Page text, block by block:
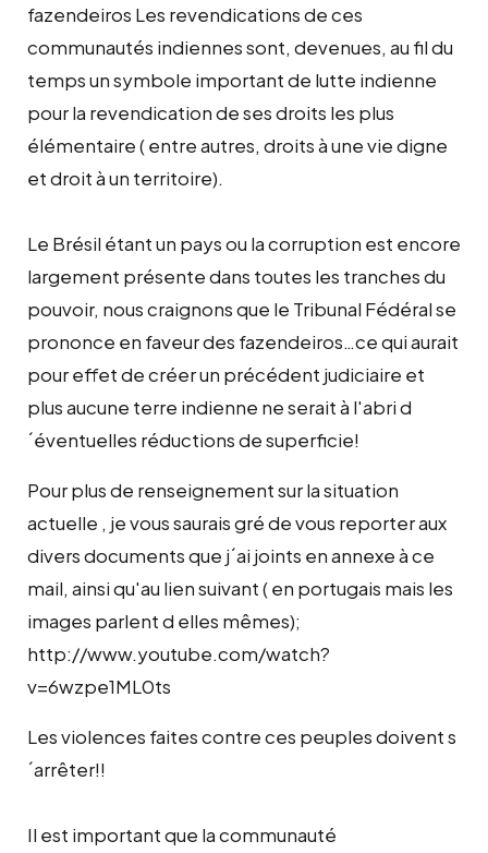
fazendeiros Les revendications de ces
communautés indiennes sont, devenues, au fil du
temps un symbole important de lutte indienne
pour la revendication de ses droits les plus
élémentaire ( entre autres, droits à une vie digne
et droit à un territoire).
Le Brésil étant un pays ou la corruption est encore
largement présente dans toutes les tranches du
pouvoir, nous craignons que le Tribunal Fédéral se
prononce en faveur des fazendeiros…ce qui aurait
pour effet de créer un précédent judiciaire et
plus aucune terre indienne ne serait à l'abri d
´éventuelles réductions de superficie!
Pour plus de renseignement sur la situation
actuelle , je vous saurais gré de vous reporter aux
divers documents que j´ai joints en annexe à ce
mail, ainsi qu'au lien suivant ( en portugais mais les
images parlent d elles mêmes);
http://www.youtube.com/watch?
v=6wzpe1ML0ts
Les violences faites contre ces peuples doivent s
´arrêter!!
Il est important que la communauté